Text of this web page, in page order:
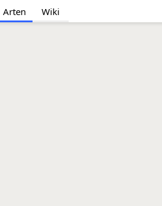
Arten Wiki